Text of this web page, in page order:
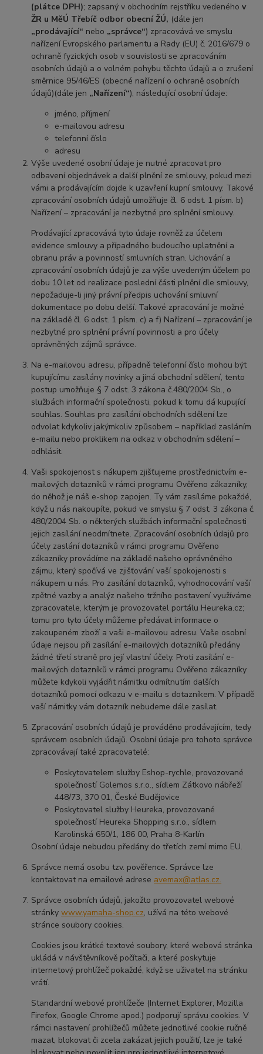
(plátce DPH); zapsaný v obchodním rejstříku vedenéhov
ŽR u MěÚ Třebíč odbor obecní ŽÚ, (dále jen
„prodávající“ nebo „správce“) zpracovává ve smyslu
nařízení Evropského parlamentu a Rady (EU) č. 2016/679 o
ochraně fyzických osob v souvislosti se zpracováním
osobních údajů a o volném pohybu těchto údajů a o zrušení
směrnice 95/46/ES (obecné nařízení o ochraně osobních
údajů)(dále jen „Nařízení“), následující osobní údaje:
jméno, příjmení
e-mailovou adresu
telefonní číslo
adresu
Výše uvedené osobní údaje je nutné zpracovat pro
odbavení objednávek a další plnění ze smlouvy, pokud mezi
vámi a prodávajícím dojde k uzavření kupní smlouvy. Takové
zpracování osobních údajů umožňuje čl. 6 odst. 1 písm. b)
Nařízení – zpracování je nezbytné pro splnění smlouvy.
Prodávající zpracovává tyto údaje rovněž za účelem
evidence smlouvy a případného budoucího uplatnění a
obranu práv a povinností smluvních stran. Uchování a
zpracování osobních údajů je za výše uvedeným účelem po
dobu 10 let od realizace poslední části plnění dle smlouvy,
nepožaduje-li jiný právní předpis uchování smluvní
dokumentace po dobu delší. Takové zpracování je možné
na základě čl. 6 odst. 1 písm. c) a f) Nařízení – zpracování je
nezbytné pro splnění právní povinnosti a pro účely
oprávněných zájmů správce.
Na e-mailovou adresu, případně telefonní číslo mohou být
kupujícímu zasílány novinky a jiná obchodní sdělení, tento
postup umožňuje § 7 odst. 3 zákona č.480/2004 Sb., o
službách informační společnosti, pokud k tomu dá kupující
souhlas. Souhlas pro zasílání obchodních sdělení lze
odvolat kdykoliv jakýmkoliv způsobem – například zasláním
e-mailu nebo proklikem na odkaz v obchodním sdělení –
odhlásit.
Vaši spokojenost s nákupem zjišťujeme prostřednictvím e-
mailových dotazníků v rámci programu Ověřeno zákazníky,
do něhož je náš e-shop zapojen. Ty vám zasíláme pokaždé,
když u nás nakoupíte, pokud ve smyslu § 7 odst. 3 zákona č.
480/2004 Sb. o některých službách informační společnosti
jejich zasílání neodmítnete. Zpracování osobních údajů pro
účely zaslání dotazníků v rámci programu Ověřeno
zákazníky provádíme na základě našeho oprávněného
zájmu, který spočívá ve zjišťování vaší spokojenosti s
nákupem u nás. Pro zasílání dotazníků, vyhodnocování vaší
zpětné vazby a analýz našeho tržního postavení využíváme
zpracovatele, kterým je provozovatel portálu Heureka.cz;
tomu pro tyto účely můžeme předávat informace o
zakoupeném zboží a vaši e-mailovou adresu. Vaše osobní
údaje nejsou při zasílání e-mailových dotazníků předány
žádné třetí straně pro její vlastní účely. Proti zasílání e-
mailových dotazníků v rámci programu Ověřeno zákazníky
můžete kdykoli vyjádřit námitku odmítnutím dalších
dotazníků pomocí odkazu v e-mailu s dotazníkem. V případě
vaší námitky vám dotazník nebudeme dále zasílat.
Zpracování osobních údajů je prováděno prodávajícím, tedy
správcem osobních údajů. Osobní údaje pro tohoto správce
zpracovávají také zpracovatelé:
Poskytovatelem služby Eshop-rychle, provozované
společností Golemos s.r.o., sídlem Zátkovo nábřeží
448/73, 370 01, České Budějovice
Poskytovatel služby Heureka, provozované
společností Heureka Shopping s.r.o., sídlem
Karolinská 650/1, 186 00, Praha 8-Karlín
Osobní údaje nebudou předány do třetích zemí mimo EU.
Správce nemá osobu tzv. pověřence. Správce lze
kontaktovat na emailové adrese avemax@atlas.cz.
Správce osobních údajů, jakožto provozovatel webové
stránkywww.yamaha-shop.cz, užívá na této webové
stránce soubory cookies.
Cookies jsou krátké textové soubory, které webová stránka
ukládá v návštěvníkově počítači, a které poskytuje
internetový prohlížeč pokaždé, když se uživatel na stránku
vrátí.
Standardní webové prohlížeče (Internet Explorer, Mozilla
Firefox, Google Chrome apod.) podporují správu cookies. V
rámci nastavení prohlížečů můžete jednotlivé cookie ručně
mazat, blokovat či zcela zakázat jejich použití, lze je také